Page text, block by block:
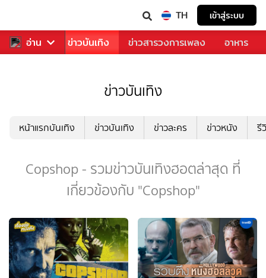
TH เข้าสู่ระบบ
อ่าน
ฬา ข่าว ข่าวบันเทิง ข่าวสารวงการเพลง อาหาร
ข่าวบันเทิง
หน้าแรกบันเทิง ข่าวบันเทิง ข่าวละคร ข่าวหนัง รี
Copshop - รวมข่าวบันเทิงฮอตล่าสุด ที่
เกี่ยวข้องกับ "Copshop"